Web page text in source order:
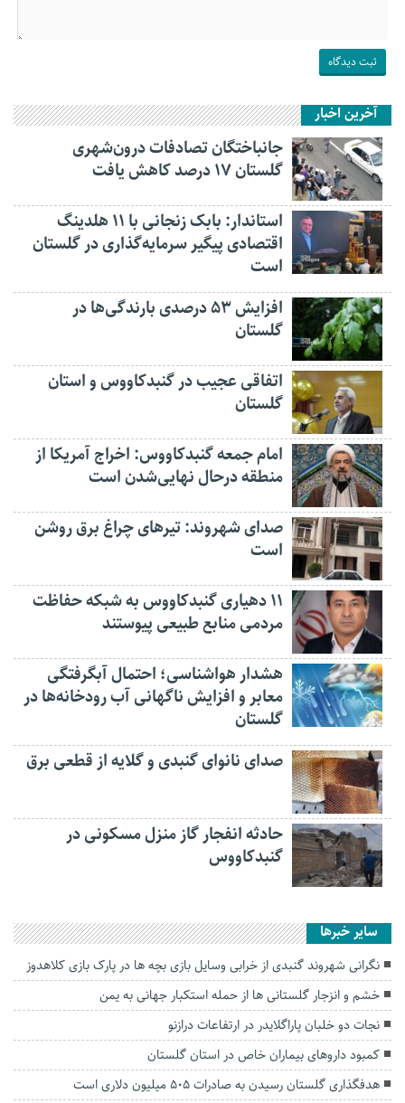
آخرین اخبار
جانباختگان تصادفات درون‌شهری
گلستان ۱۷ درصد کاهش یافت
استاندار: بابک زنجانی با ۱۱ هلدینگ
اقتصادی پیگیر سرمایه‌گذاری در گلستان
است
افزایش ۵۳ درصدی بارندگی‌ها در
گلستان
اتفاقی عجیب در‌ گنبدکاووس و استان
گلستان
امام جمعه گنبدکاووس: اخراج آمریکا از
منطقه درحال نهایی‌شدن است
صدای شهروند: تیرهای چراغ برق روشن
است
۱۱ دهیاری گنبدکاووس به شبکه حفاظت
مردمی منابع طبیعی پیوستند
هشدار هواشناسی؛ احتمال آبگرفتگی
معابر و افزایش ناگهانی آب رودخانه‌ها در
گلستان
صدای نانوای گنبدی و گلایه از قطعی برق
حادثه انفجار گاز منزل مسکونی در
گنبدکاووس
سایر خبرها
نگرانی شهروند گنبدی از خرابی وسایل بازی بچه ها در پارک بازی کلاهدوز
خشم و انزجار گلستانی ها از حمله استکبار جهانی به یمن
نجات دو خلبان پاراگلایدر در ارتفاعات درازنو
کمبود داروهای بیماران خاص در استان گلستان
هدفگذاری گلستان رسیدن به صادرات ۵۰۵ میلیون دلاری است